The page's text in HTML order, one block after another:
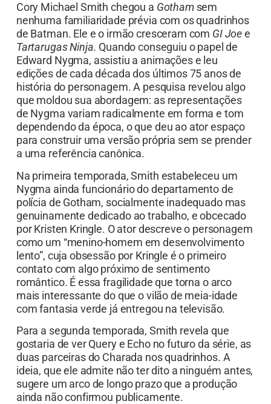
Cory Michael Smith chegou a Gothamsem
nenhuma familiaridade prévia com os quadrinhos
de Batman. Ele e o irmão cresceram com GI Joee
Tartarugas Ninja. Quando conseguiu o papel de
Edward Nygma, assistiu a animações e leu
edições de cada década dos últimos 75 anos de
história do personagem. A pesquisa revelou algo
que moldou sua abordagem: as representações
de Nygma variam radicalmente em forma e tom
dependendo da época, o que deu ao ator espaço
para construir uma versão própria sem se prender
a uma referência canônica.
Na primeira temporada, Smith estabeleceu um
Nygma ainda funcionário do departamento de
polícia de Gotham, socialmente inadequado mas
genuinamente dedicado ao trabalho, e obcecado
por Kristen Kringle. O ator descreve o personagem
como um “menino-homem em desenvolvimento
lento”, cuja obsessão por Kringle é o primeiro
contato com algo próximo de sentimento
romântico. É essa fragilidade que torna o arco
mais interessante do que o vilão de meia-idade
com fantasia verde já entregou na televisão.
Para a segunda temporada, Smith revela que
gostaria de ver Query e Echo no futuro da série, as
duas parceiras do Charada nos quadrinhos. A
ideia, que ele admite não ter dito a ninguém antes,
sugere um arco de longo prazo que a produção
ainda não confirmou publicamente.